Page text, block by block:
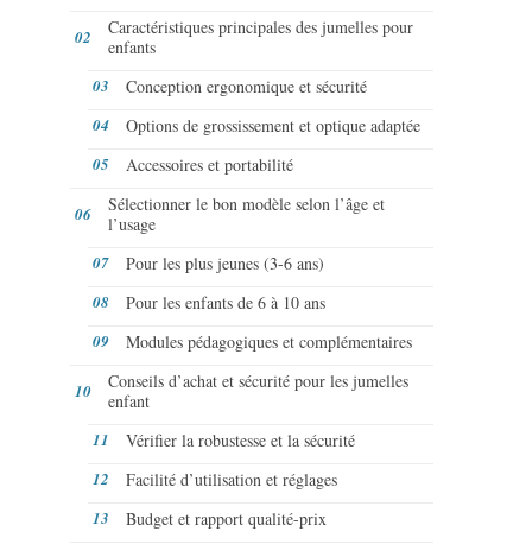
Caractéristiques principales des jumelles pour
enfants
Conception ergonomique et sécurité
Options de grossissement et optique adaptée
Accessoires et portabilité
Sélectionner le bon modèle selon l’âge et
l’usage
Pour les plus jeunes (3-6 ans)
Pour les enfants de 6 à 10 ans
Modules pédagogiques et complémentaires
Conseils d’achat et sécurité pour les jumelles
enfant
Vérifier la robustesse et la sécurité
Facilité d’utilisation et réglages
Budget et rapport qualité-prix